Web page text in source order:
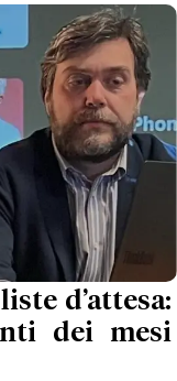
d’attesa:
dei mesi